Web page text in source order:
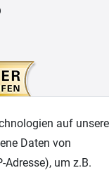
Impressum
auf
Daten von
Adresse), um z.B.